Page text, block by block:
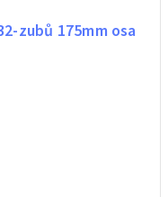
zubů 175mm osa